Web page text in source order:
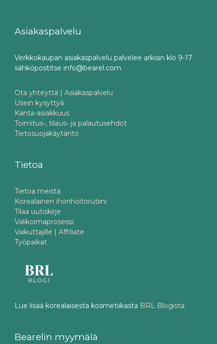
Asiakaspalvelu
Verkkokaupan asiakaspalvelu palvelee arkisin klo 9-17
sähköpostitse info@bearel.com
Ota yhteyttä | Asiakaspalvelu
Usein kysyttyä
Kanta-asiakkuus
Toimitus-, tilaus- ja palautusehdot
Tietosuojakäytäntö
Tietoa
Tietoa meistä
Korealainen ihonhoitorutiini
Tilaa uutiskirje
Valikoimaprosessi
Vaikuttajille | Affiliate
Työpaikat
Lue lisää korealaisesta kosmetiikasta BRL Blogista
Bearelin myymälä